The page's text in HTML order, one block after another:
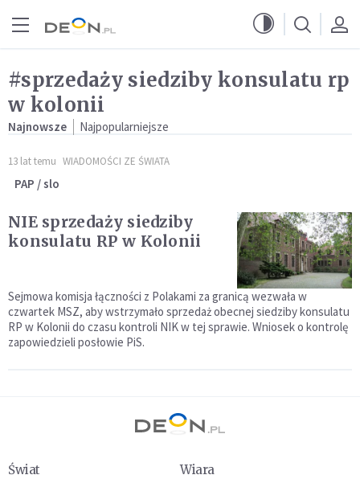
#sprzedaży siedziby konsulatu rp
w kolonii
Najnowsze Najpopularniejsze
13 lat temu WIADOMOŚCI ZE ŚWIATA
PAP / slo
NIE sprzedaży siedziby
konsulatu RP w Kolonii
Sejmowa komisja łączności z Polakami za granicą wezwała w
czwartek MSZ, aby wstrzymało sprzedaż obecnej siedziby konsulatu
RP w Kolonii do czasu kontroli NIK w tej sprawie. Wniosek o kontrolę
zapowiedzieli posłowie PiS.
Świat
Wiara